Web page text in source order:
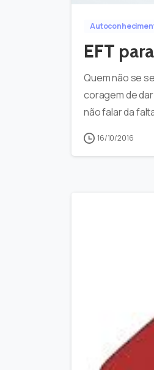
EFT
Quem não se
coragem de
não falar da
16/10/2016